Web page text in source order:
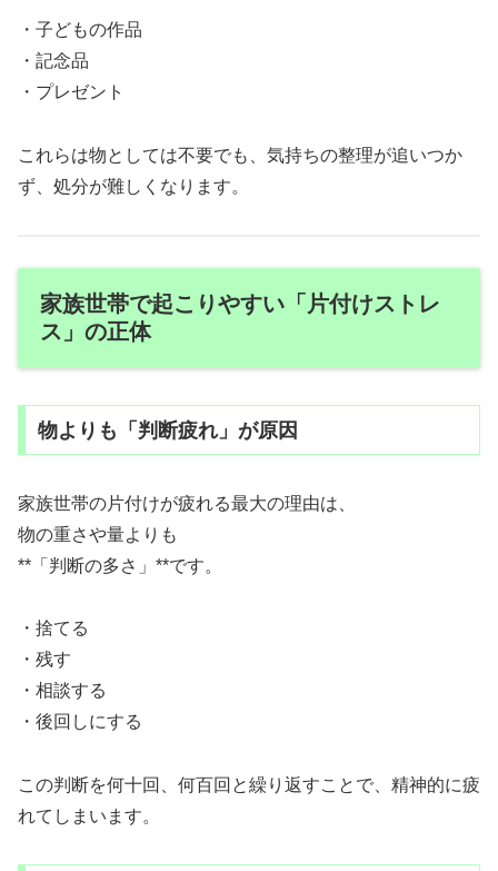
・子どもの作品
・記念品
・プレゼント
これらは物としては不要でも、気持ちの整理が追いつか
ず、処分が難しくなります。
家族世帯で起こりやすい「片付けストレ
ス」の正体
物よりも「判断疲れ」が原因
家族世帯の片付けが疲れる最大の理由は、
物の重さや量よりも
**「判断の多さ」**です。
・捨てる
・残す
・相談する
・後回しにする
この判断を何十回、何百回と繰り返すことで、精神的に疲
れてしまいます。